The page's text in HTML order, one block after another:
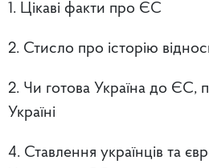
1. Цікаві факти про ЄС
2. Стисло про історію
2. Чи готова Україна до ЄС,
Україні
4. Ставлення українців та